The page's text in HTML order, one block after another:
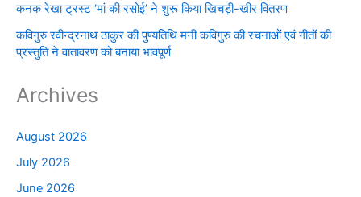
कनक रेखा ट्रस्ट ‘मां की रसोई’ ने शुरू किया खिचड़ी-खीर वितरण
कविगुरु रवीन्द्रनाथ ठाकुर की पुण्यतिथि मनी कविगुरु की रचनाओं एवं गीतों की
प्रस्तुति ने वातावरण को बनाया भावपूर्ण
Archives
August 2026
July 2026
June 2026